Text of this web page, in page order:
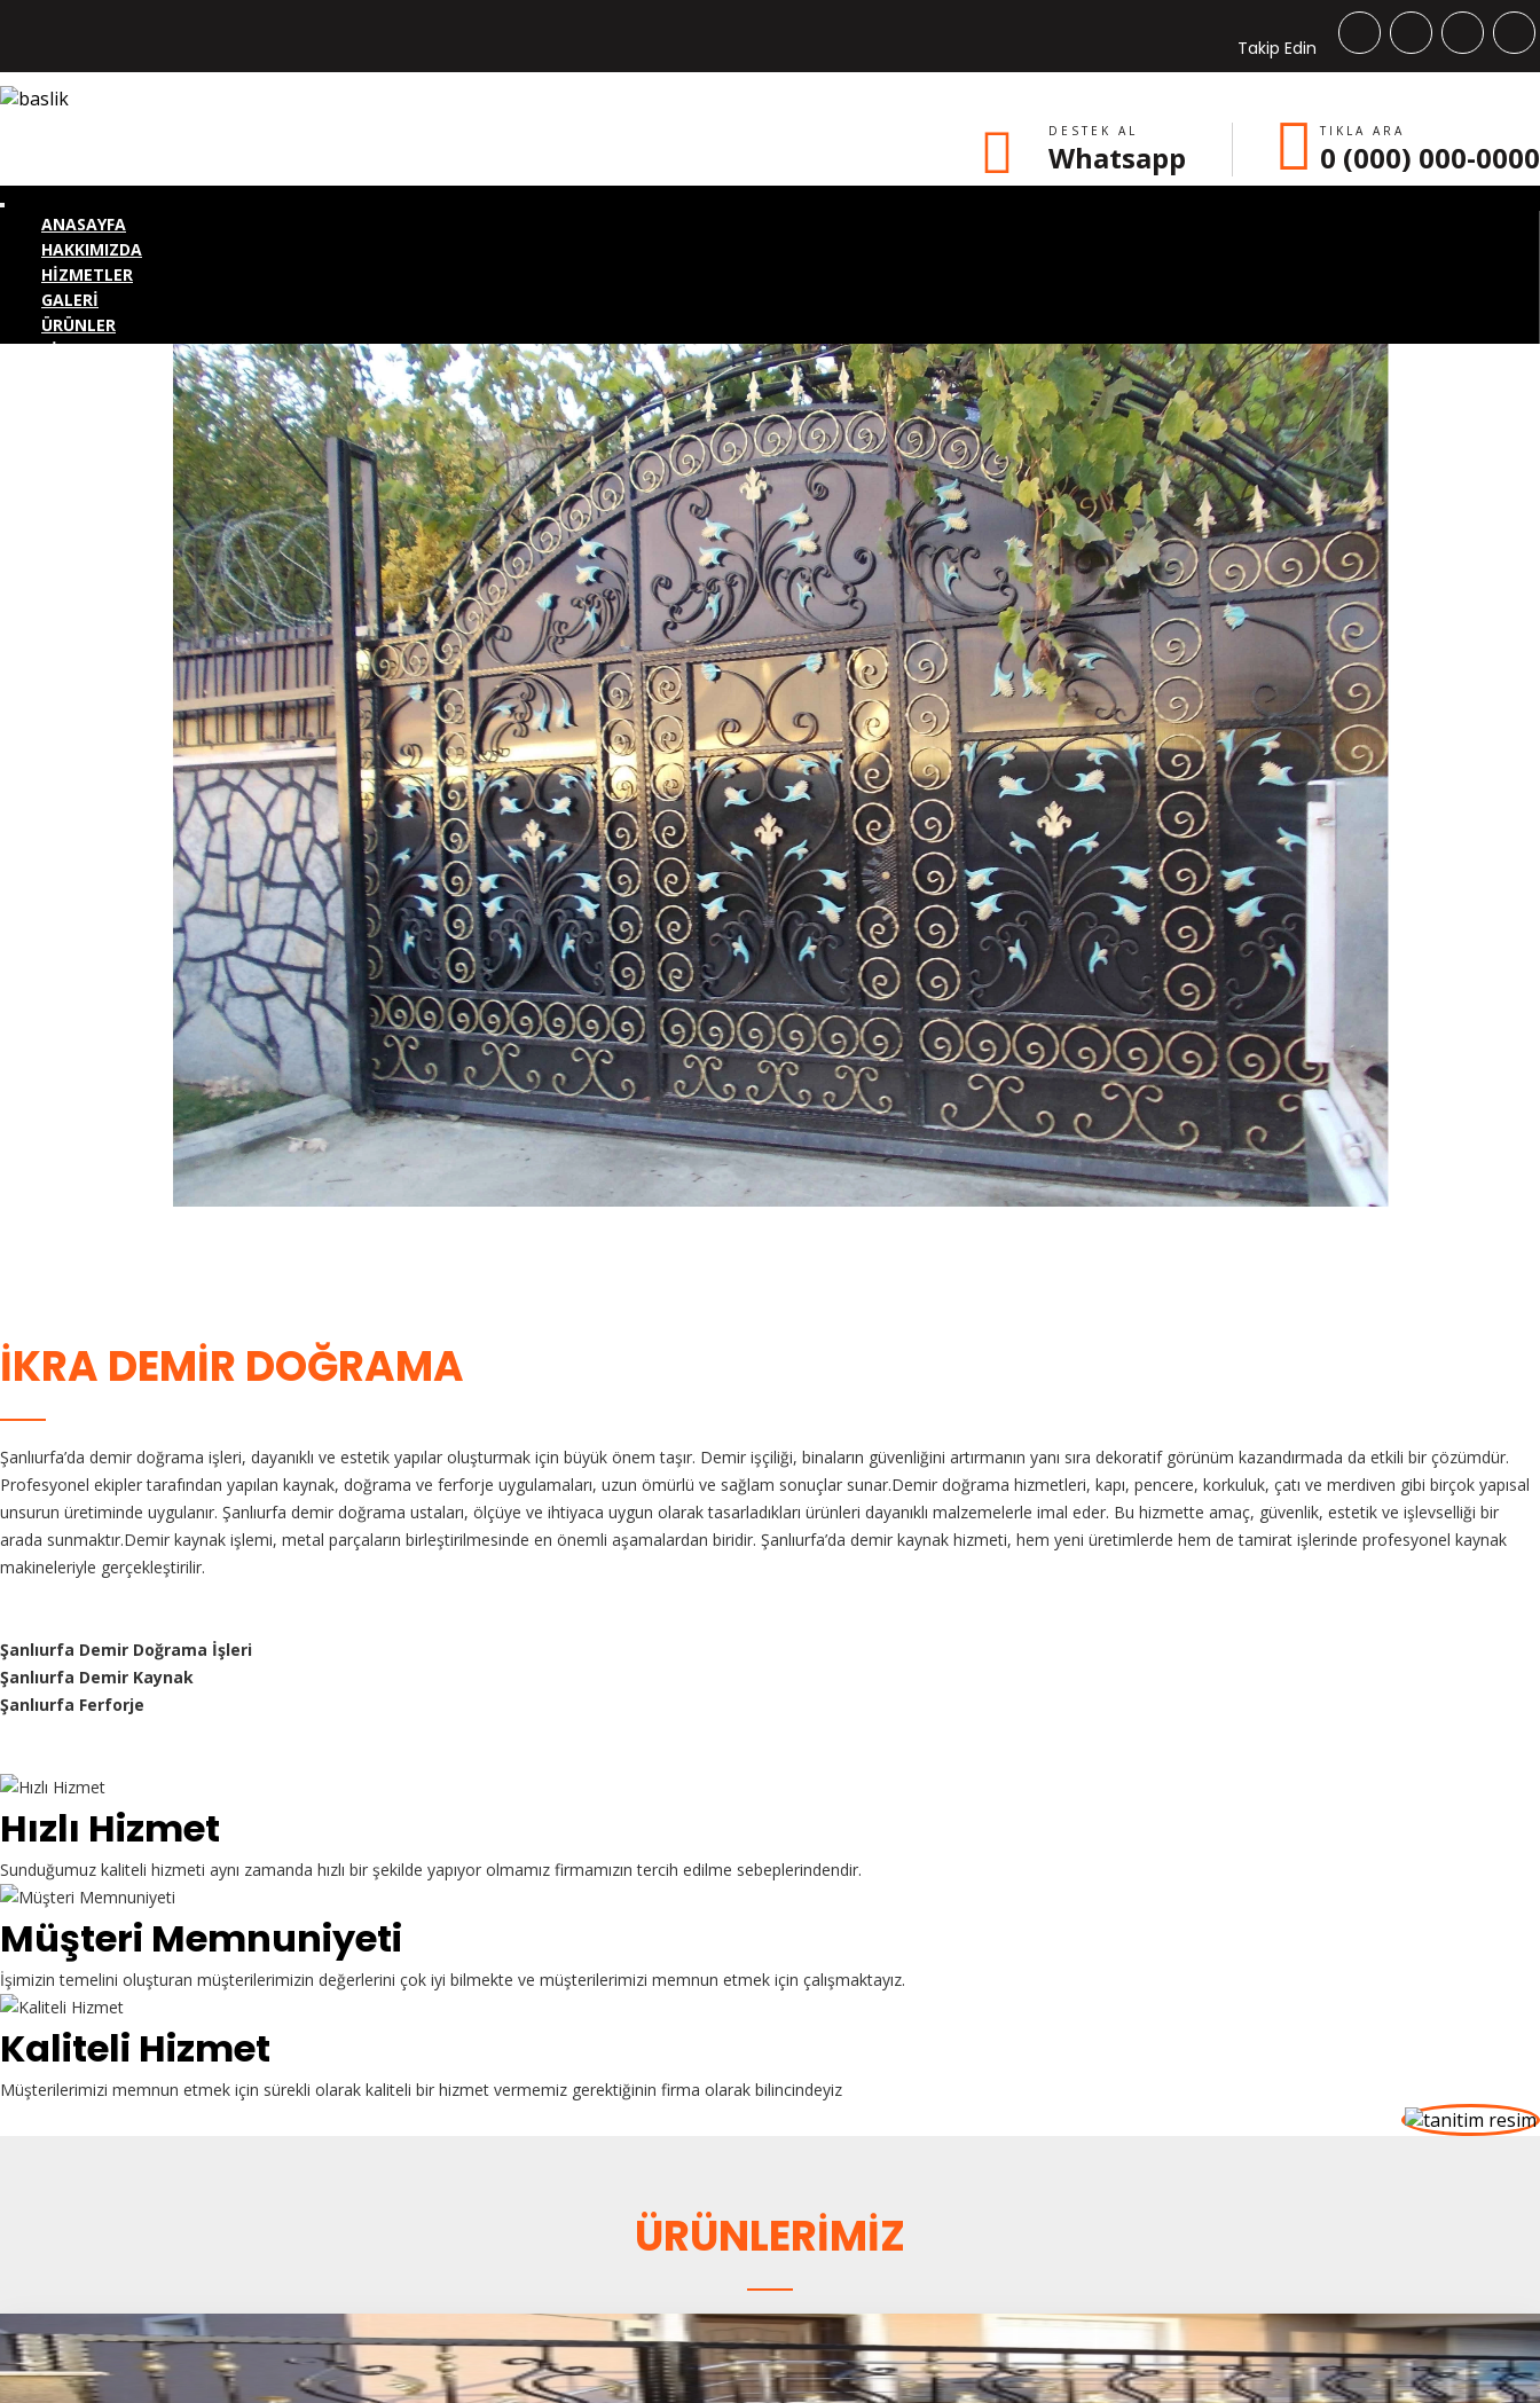
Takip Edin
DESTEK AL
Whatsapp
TIKLA ARA
0 (000) 000-0000
ANASAYFA
HAKKIMIZDA
HİZMETLER
GALERİ
ÜRÜNLER
BİZE ULAŞIN
KURUMSAL GİRİŞ
İKRA DEMİR DOĞRAMA
Şanlıurfa’da demir doğrama işleri, dayanıklı ve estetik yapılar oluşturmak için büyük önem taşır. Demir işçiliği, binaların güvenliğini artırmanın yanı sıra dekoratif görünüm kazandırmada da etkili bir çözümdür.
Profesyonel ekipler tarafından yapılan kaynak, doğrama ve ferforje uygulamaları, uzun ömürlü ve sağlam sonuçlar sunar.Demir doğrama hizmetleri, kapı, pencere, korkuluk, çatı ve merdiven gibi birçok yapısal
unsurun üretiminde uygulanır. Şanlıurfa demir doğrama ustaları, ölçüye ve ihtiyaca uygun olarak tasarladıkları ürünleri dayanıklı malzemelerle imal eder. Bu hizmette amaç, güvenlik, estetik ve işlevselliği bir
arada sunmaktır.Demir kaynak işlemi, metal parçaların birleştirilmesinde en önemli aşamalardan biridir. Şanlıurfa’da demir kaynak hizmeti, hem yeni üretimlerde hem de tamirat işlerinde profesyonel kaynak
makineleriyle gerçekleştirilir.
Şanlıurfa Demir Doğrama İşleri
Şanlıurfa Demir Kaynak
Şanlıurfa Ferforje
Hızlı Hizmet
Sunduğumuz kaliteli hizmeti aynı zamanda hızlı bir şekilde yapıyor olmamız firmamızın tercih edilme sebeplerindendir.
Müşteri Memnuniyeti
İşimizin temelini oluşturan müşterilerimizin değerlerini çok iyi bilmekte ve müşterilerimizi memnun etmek için çalışmaktayız.
Kaliteli Hizmet
Müşterilerimizi memnun etmek için sürekli olarak kaliteli bir hizmet vermemiz gerektiğinin firma olarak bilincindeyiz
ÜRÜNLERİMİZ